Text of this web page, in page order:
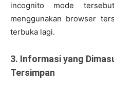
incognito mode
menggunakan browser
terbuka lagi.
3. Informasi yang
Tersimpan